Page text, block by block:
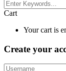
Cart
Your cart is
Create your